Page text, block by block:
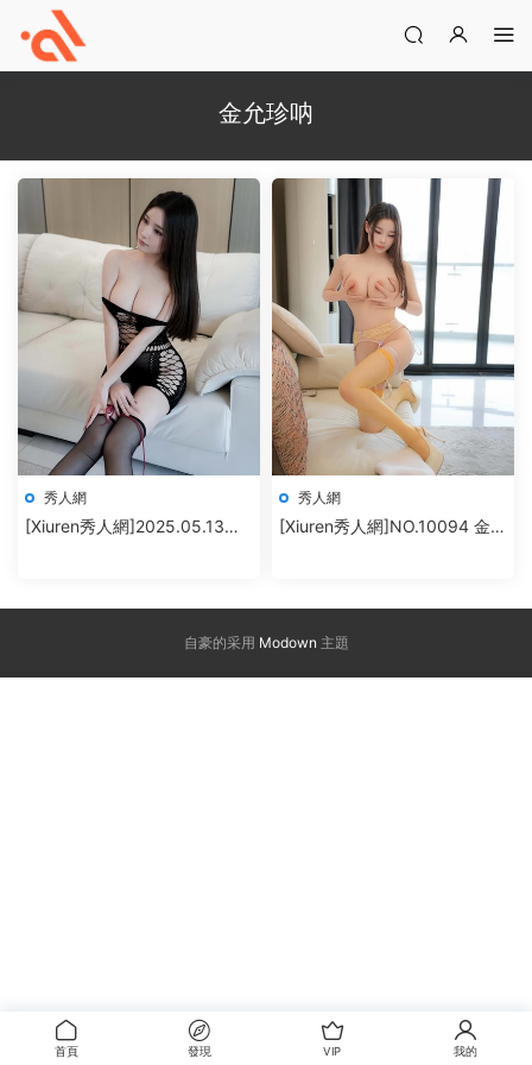
金允珍呐
秀人網
[Xiuren秀人網]2025.05.13
秀人網
[Xiuren秀人網]NO.10094 金允
自豪的采用 Modown 主題
首頁 發現 VIP 我的